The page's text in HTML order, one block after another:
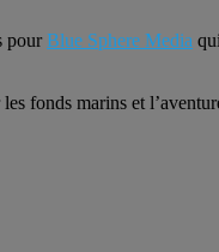
pourBlue Sphere Media
fonds marins et